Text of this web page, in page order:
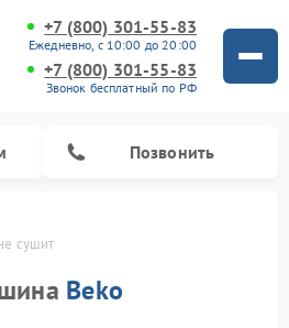
+7 (800) 301-55-83
Ежедневно, с 10:00 до 20:00
+7 (800) 301-55-83
Звонок бесплатный по РФ
Позвонить
сушит
Beko